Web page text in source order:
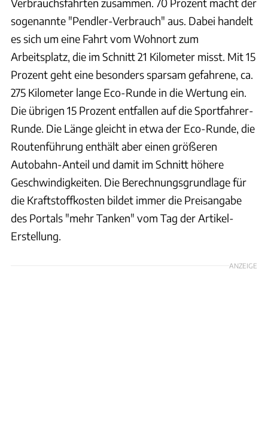
sogenannte "Pendler-Verbrauch" aus. Dabei handelt
es sich um eine Fahrt vom Wohnort zum
Arbeitsplatz, die im Schnitt 21 Kilometer misst. Mit 15
Prozent geht eine besonders sparsam gefahrene, ca.
275 Kilometer lange Eco-Runde in die Wertung ein.
Die übrigen 15 Prozent entfallen auf die Sportfahrer-
Runde. Die Länge gleicht in etwa der Eco-Runde, die
Routenführung enthält aber einen größeren
Autobahn-Anteil und damit im Schnitt höhere
Geschwindigkeiten. Die Berechnungsgrundlage für
die Kraftstoffkosten bildet immer die Preisangabe
des Portals "mehr Tanken" vom Tag der Artikel-
Erstellung.
ANZEIGE